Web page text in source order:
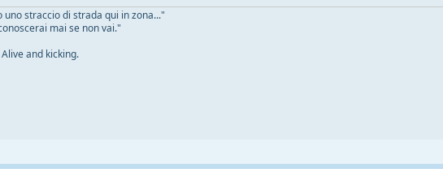
uno straccio di strada qui in zona..."
mai se non vai."
and kicking.